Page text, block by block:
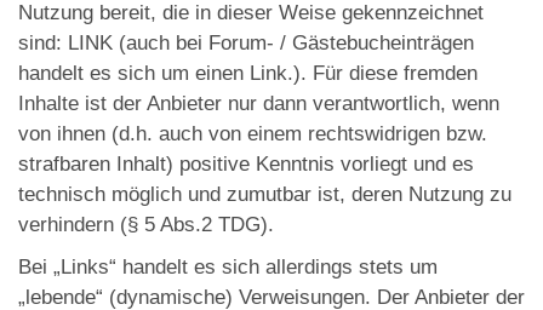
Nutzung bereit, die in dieser Weise gekennzeichnet
sind: LINK (auch bei Forum- / Gästebucheinträgen
handelt es sich um einen Link.). Für diese fremden
Inhalte ist der Anbieter nur dann verantwortlich, wenn
von ihnen (d.h. auch von einem rechtswidrigen bzw.
strafbaren Inhalt) positive Kenntnis vorliegt und es
technisch möglich und zumutbar ist, deren Nutzung zu
verhindern (§ 5 Abs.2 TDG).
Bei „Links“ handelt es sich allerdings stets um
„lebende“ (dynamische) Verweisungen. Der Anbieter der